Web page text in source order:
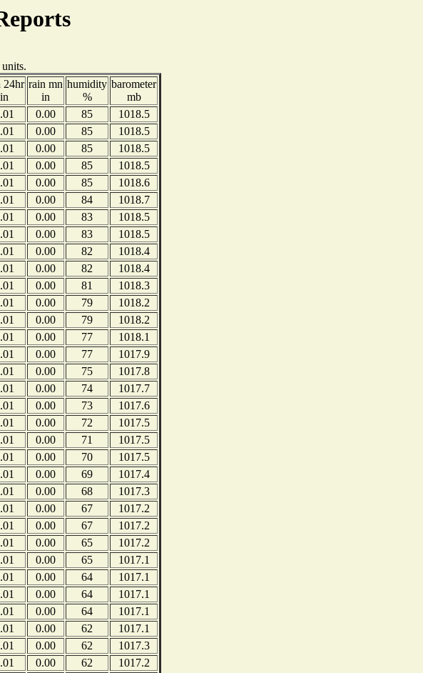
units.
24hr
in
rain mn
in
humidity
%
barometer
mb
0.00 85
1018.5
0.00 85
1018.5
0.00 85
1018.5
0.00 85
1018.5
0.00 85
1018.6
0.00 84
1018.7
0.00 83
1018.5
0.00 83
1018.5
0.00 82
1018.4
0.00 82
1018.4
0.00 81
1018.3
0.00 79
1018.2
0.00 79
1018.2
0.00 77
1018.1
0.00 77
1017.9
0.00 75
1017.8
0.00 74
1017.7
0.00 73
1017.6
0.00 72
1017.5
0.00 71
1017.5
0.00 70
1017.5
0.00 69
1017.4
0.00 68
1017.3
0.00 67
1017.2
0.00 67
1017.2
0.00 65
1017.2
0.00 65
1017.1
0.00 64
1017.1
0.00 64
1017.1
0.00 64
1017.1
0.00 62
1017.1
0.00 62
1017.3
0.00 62
1017.2